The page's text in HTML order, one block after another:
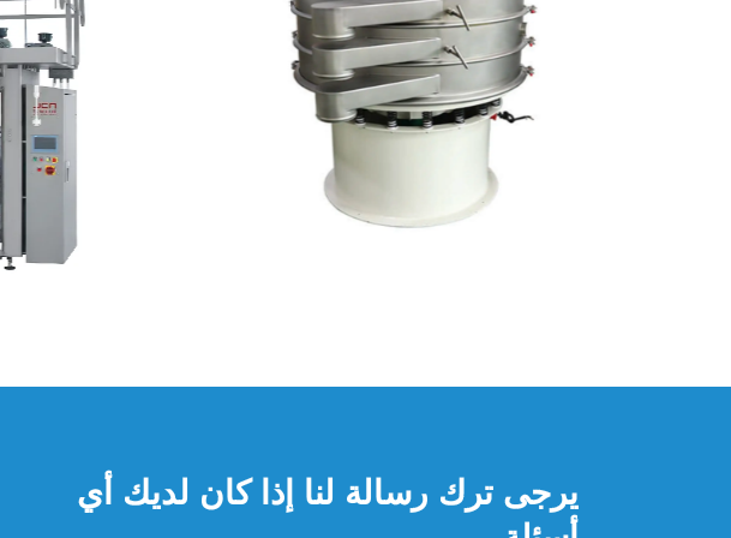
يرجى ترك رسالة لنا إذا كان لديك أي